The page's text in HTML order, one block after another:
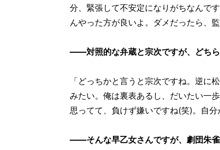
分、緊張して不安定になりがちなんで
んやった方が良いよ。ダメだったら、
――対照的な弁蔵と宗次ですが、どち
「どっちかと言うと宗次ですね。逆に
みたい。俺は裏表あるし、だいたい一
思ってて、負けず嫌いですね(笑)。自
――そんな早乙女さんですが、劇団朱雀